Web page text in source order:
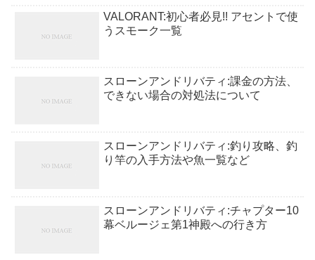
VALORANT:初心者必見!! アセントで使
うスモーク一覧
スローンアンドリバティ:課金の方法、
できない場合の対処法について
スローンアンドリバティ:釣り攻略、釣
り竿の入手方法や魚一覧など
スローンアンドリバティ:チャプター10
幕ベルージェ第1神殿への行き方